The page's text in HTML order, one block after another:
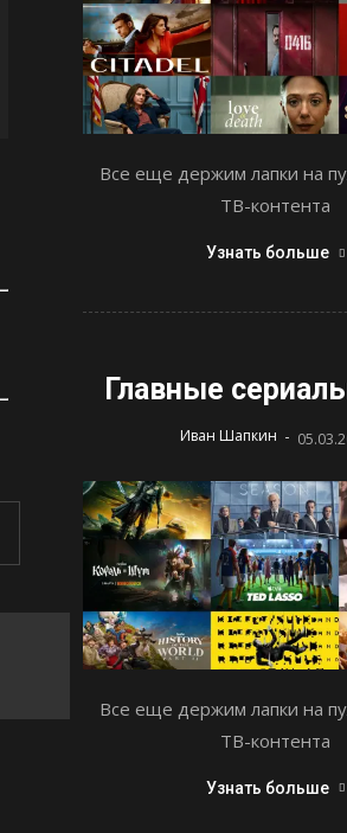
Все еще держим лапки на
ТВ-контента
Узнать больше
Главные
Иван Шапкин -
Все еще держим лапки на
ТВ-контента
Узнать больше